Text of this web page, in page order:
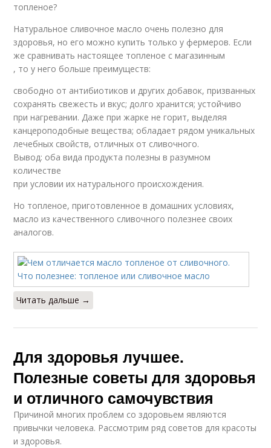
топленое?
Натуральное сливочное масло очень полезно для
здоровья, но его можно купить только у фермеров. Если
же сравнивать настоящее топленое с магазинным
, то у него больше преимуществ:
свободно от антибиотиков и других добавок, призванных
сохранять свежесть и вкус; долго хранится; устойчиво
при нагревании. Даже при жарке не горит, выделяя
канцероподобные вещества; обладает рядом уникальных
лечебных свойств, отличных от сливочного.
Вывод: оба вида продукта полезны в разумном
количестве
при условии их натурального происхождения.
Но топленое, приготовленное в домашних условиях,
масло из качественного сливочного полезнее своих
аналогов.
Читать дальше →
Для здоровья лучшее.
Полезные советы для здоровья
и отличного самочувствия
Причиной многих проблем со здоровьем являются
привычки человека. Рассмотрим ряд советов для красоты
и здоровья.